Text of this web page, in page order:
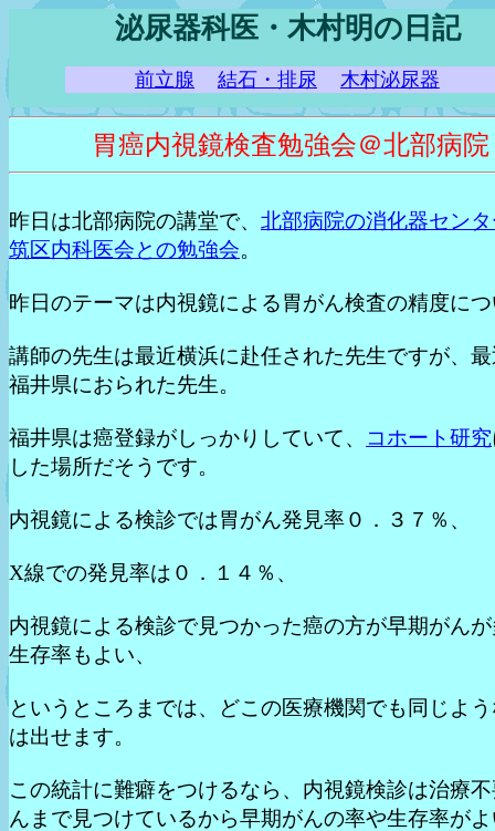
泌尿器科医・木村明の日記
前立腺 結石・排尿 木村泌尿器
胃癌内視鏡検査勉強会＠北部病院
昨日は北部病院の講堂で、 北部病院の消化器セン
筑区内科医会との勉強会。
昨日のテーマは内視鏡による胃がん検査の精度に
講師の先生は最近横浜に赴任された先生ですが、
福井県におられた先生。
福井県は癌登録がしっかりしていて、 コホート研究
した場所だそうです。
内視鏡による検診では胃がん発見率０．３７％、
X線での発見率は０．１４％、
内視鏡による検診で見つかった癌の方が早期がん
生存率もよい、
というところまでは、どこの医療機関でも同じよ
は出せます。
この統計に難癖をつけるなら、内視鏡検診は治療
んまで見つけているから早期がんの率や生存率が